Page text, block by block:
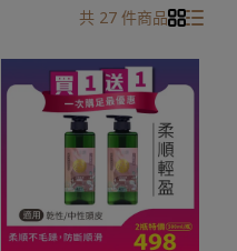
共 27 件商品